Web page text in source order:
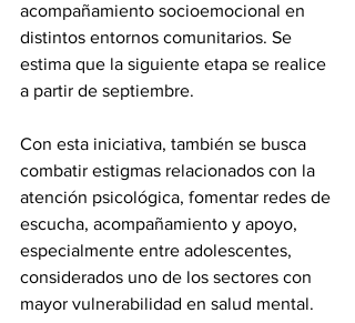
acompañamiento socioemocional en
distintos entornos comunitarios. Se
estima que la siguiente etapa se realice
a partir de septiembre.
Con esta iniciativa, también se busca
combatir estigmas relacionados con la
atención psicológica, fomentar redes de
escucha, acompañamiento y apoyo,
especialmente entre adolescentes,
considerados uno de los sectores con
mayor vulnerabilidad en salud mental.